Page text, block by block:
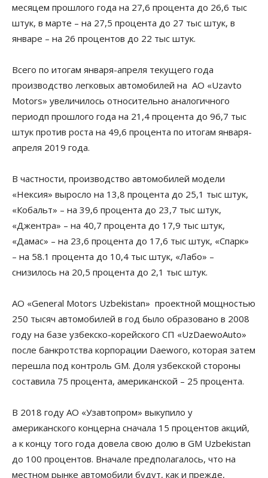
месяцем прошлого года на 27,6 процента до 26,6 тыс
штук, в марте – на 27,5 процента до 27 тыс штук, в
январе – на 26 процентов до 22 тыс штук.
Всего по итогам января-апреля текущего года
производство легковых автомобилей на АО «Uzavto
Motors» увеличилось относительно аналогичного
периодп прошлого года на 21,4 процента до 96,7 тыс
штук против роста на 49,6 процента по итогам января-
апреля 2019 года.
В частности, производство автомобилей модели
«Нексия» выросло на 13,8 процента до 25,1 тыс штук,
«Кобальт» – на 39,6 процента до 23,7 тыс штук,
«Джентра» – на 40,7 процента до 17,9 тыс штук,
«Дамас» – на 23,6 процента до 17,6 тыс штук, «Спарк»
– на 58.1 процента до 10,4 тыс штук, «Лабо» –
снизилось на 20,5 процента до 2,1 тыс штук.
АО «General Motors Uzbekistan» проектной мощностью
250 тысяч автомобилей в год было образовано в 2008
году на базе узбекско-корейского СП «UzDaewoAuto»
после банкротства корпорации Daewoго, которая затем
перешла под контроль GM. Доля узбекской стороны
составила 75 процента, американской – 25 процента.
В 2018 году АО «Узавтопром» выкупило у
американского концерна сначала 15 процентов акций,
а к концу того года довела свою долю в GM Uzbekistan
до 100 процентов. Вначале предполагалось, что на
местном рынке автомобили будут, как и прежде,